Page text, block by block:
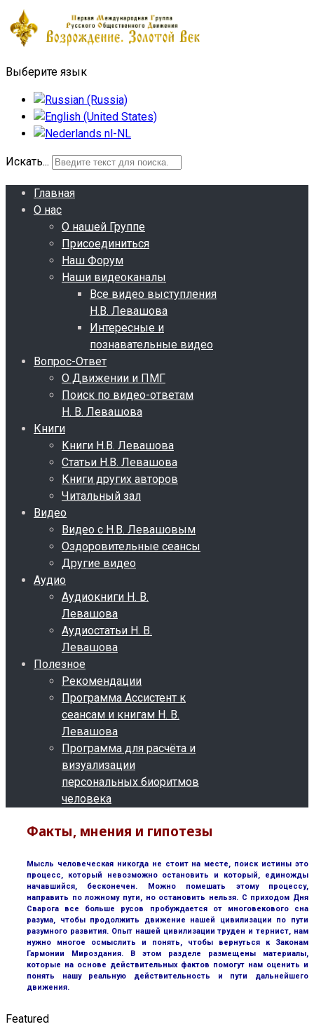
Выберите язык
Искать...
Главная
О нас
О нашей Группе
Присоединиться
Наш Форум
Наши видеоканалы
Все видео выступления
Н.В. Левашова
Интересные и
познавательные видео
Вопрос-Ответ
О Движении и ПМГ
Поиск по видео-ответам
Н. В. Левашова
Книги
Книги Н.В. Левашова
Статьи Н.В. Левашова
Книги других авторов
Читальный зал
Видео
Видео с Н.В. Левашовым
Оздоровительные сеансы
Другие видео
Аудио
Аудиокниги Н. В.
Левашова
Аудиостатьи Н. В.
Левашова
Полезное
Рекомендации
Программа Ассистент к
сеансам и книгам Н. В.
Левашова
Программа для расчёта и
визуализации
персональных биоритмов
человека
Факты, мнения и гипотезы
Мысль человеческая никогда не стоит на месте, поиск истины это
процесс, который невозможно остановить и который, единожды
начавшийся, бесконечен. Можно помешать этому процессу,
направить по ложному пути, но остановить нельзя. С приходом Дня
Сварога все больше русов пробуждается от многовекового сна
разума, чтобы продолжить движение нашей цивилизации по пути
разумного развития. Опыт нашей цивилизации труден и тернист, нам
нужно многое осмыслить и понять, чтобы вернуться к Законам
Гармонии Мироздания. В этом разделе размещены материалы,
которые на основе действительных фактов помогут нам оценить и
понять нашу реальную действительность и пути дальнейшего
движения.
Featured